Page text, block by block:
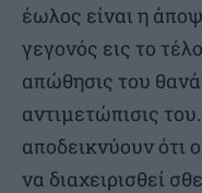
έωλος είναι η
γεγονός εις το
απώθησις του
αντιμετώπισις
αποδεικνύουν ότι
να διαχειρισθεί